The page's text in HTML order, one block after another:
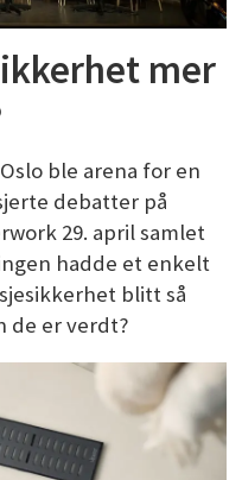
mer
ble arena for en
debatter på
29. april samlet
hadde et enkelt
blitt så
de er verdt?